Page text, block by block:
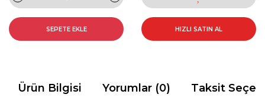
SEPETE EKLE HIZLI SATIN AL
Ürün Bilgisi Yorumlar (0) Taksit